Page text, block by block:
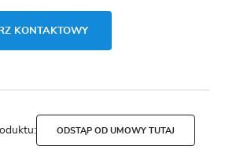
KONTAKTOWY
ODSTĄP OD UMOWY TUTAJ